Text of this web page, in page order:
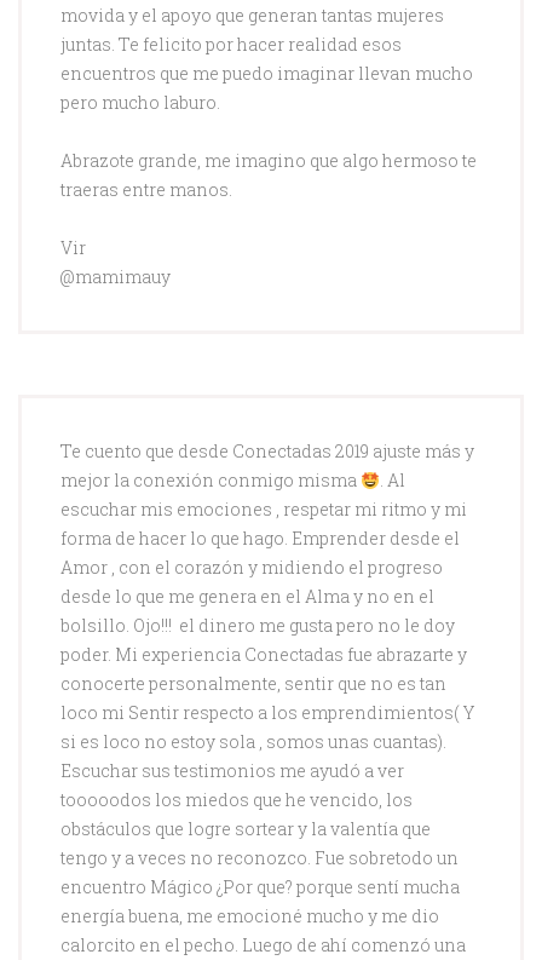
movida y el apoyo que generan tantas mujeres
juntas. Te felicito por hacer realidad esos
encuentros que me puedo imaginar llevan mucho
pero mucho laburo.
Abrazote grande, me imagino que algo hermoso te
traeras entre manos.
Vir
@mamimauy
Te cuento que desde Conectadas 2019 ajuste más y
mejor la conexión conmigo misma
. Al
escuchar mis emociones , respetar mi ritmo y mi
forma de hacer lo que hago. Emprender desde el
Amor , con el corazón y midiendo el progreso
desde lo que me genera en el Alma y no en el
bolsillo. Ojo!!! el dinero me gusta pero no le doy
poder. Mi experiencia Conectadas fue abrazarte y
conocerte personalmente, sentir que no es tan
loco mi Sentir respecto a los emprendimientos( Y
si es loco no estoy sola , somos unas cuantas).
Escuchar sus testimonios me ayudó a ver
tooooodos los miedos que he vencido, los
obstáculos que logre sortear y la valentía que
tengo y a veces no reconozco. Fue sobretodo un
encuentro Mágico ¿Por que? porque sentí mucha
energía buena, me emocioné mucho y me dio
calorcito en el pecho. Luego de ahí comenzó una